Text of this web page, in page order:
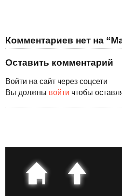
Комментариев нет на
Оставить комментарий
Войти на сайт через соцсети
Вы должны войти чтобы